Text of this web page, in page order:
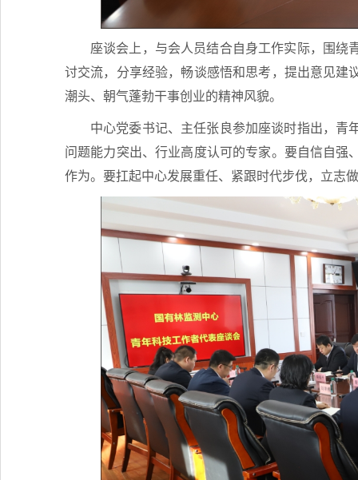
座谈会上，与会人员结合自身工作实际，围绕
讨交流，分享经验，畅谈感悟和思考，提出意见建
潮头、朝气蓬勃干事创业的精神风貌。
中心党委书记、主任张良参加座谈时指出，青
问题能力突出、行业高度认可的专家。要自信自
作为。要扛起中心发展重任、紧跟时代步伐，立志